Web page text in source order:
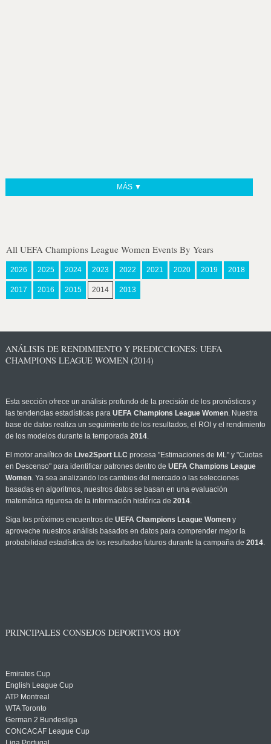
MÁS ▼
All UEFA Champions League Women Events By Years
2026 2025 2024 2023 2022 2021 2020 2019 2018
2017 2016 2015 2014 2013
ANÁLISIS DE RENDIMIENTO Y PREDICCIONES: UEFA
CHAMPIONS LEAGUE WOMEN (2014)
Esta sección ofrece un análisis profundo de la precisión de los pronósticos y
las tendencias estadísticas para UEFA Champions League Women. Nuestra
base de datos realiza un seguimiento de los resultados, el ROI y el rendimiento
de los modelos durante la temporada 2014.
El motor analítico de Live2Sport LLC procesa "Estimaciones de ML" y "Cuotas
en Descenso" para identificar patrones dentro de UEFA Champions League
Women. Ya sea analizando los cambios del mercado o las selecciones
basadas en algoritmos, nuestros datos se basan en una evaluación
matemática rigurosa de la información histórica de 2014.
Siga los próximos encuentros de UEFA Champions League Womeny
aproveche nuestros análisis basados en datos para comprender mejor la
probabilidad estadística de los resultados futuros durante la campaña de 2014.
PRINCIPALES CONSEJOS DEPORTIVOS HOY
Emirates Cup
English League Cup
ATP Montreal
WTA Toronto
German 2 Bundesliga
CONCACAF League Cup